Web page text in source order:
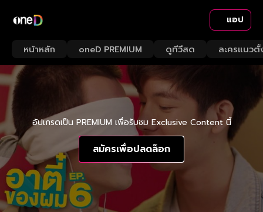
แอป
หน้าหลัก oneD PREMIUM ดูทีวีสด ละครแนวตั้
อัปเกรดเป็น PREMIUM เพื่อรับชม Exclusive Content นี้
สมัครเพื่อปลดล็อก